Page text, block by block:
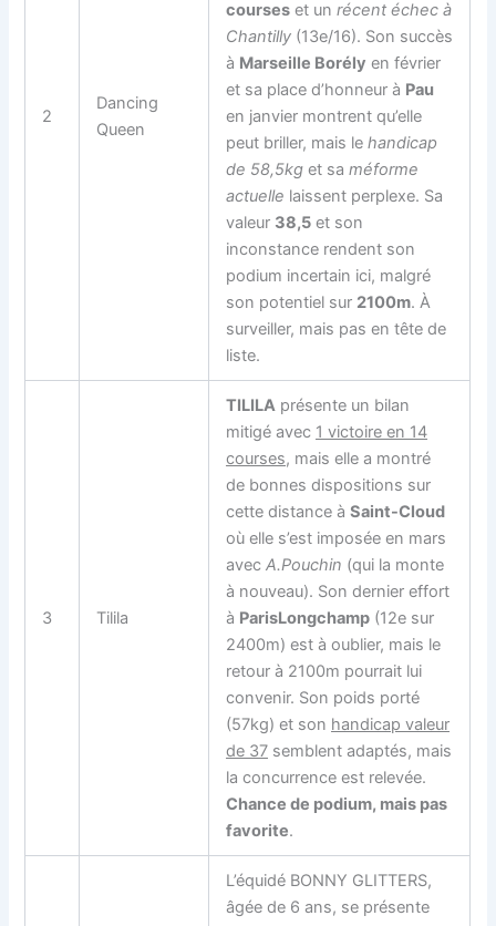
2
Dancing
Queen
courses et unrécent échec à
Chantilly (13e/16). Son succès
à Marseille Borély en février
et sa place d’honneur à Pau
en janvier montrent qu’elle
peut briller, mais lehandicap
de 58,5kg et saméforme
actuelle laissent perplexe. Sa
valeur 38,5 et son
inconstance rendent son
podium incertain ici, malgré
son potentiel sur 2100m. À
surveiller, mais pas en tête de
liste.
3 Tilila
TILILA présente un bilan
mitigé avec 1 victoire en 14
courses, mais elle a montré
de bonnes dispositions sur
cette distance àSaint-Cloud
où elle s’est imposée en mars
avecA.Pouchin (qui la monte
à nouveau). Son dernier effort
à ParisLongchamp (12e sur
2400m) est à oublier, mais le
retour à 2100m pourrait lui
convenir. Son poids porté
(57kg) et son handicap valeur
de 37 semblent adaptés, mais
la concurrence est relevée.
Chance de podium, mais pas
favorite.
L’équidé BONNY GLITTERS,
âgée de 6 ans, se présente